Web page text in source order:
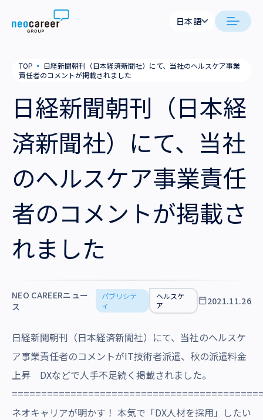
Skip to content
neocareer について
私たちの考え方
就労支援
業務支援
会社概要
役員一覧
拠点一覧
グループ会社
採用情報
日本語
TOP ▪ 日経新聞朝刊（日本経済新聞社）にて、当社のヘルスケア事業
責任者のコメントが掲載されました
日経新聞朝刊（日本経
済新聞社）にて、当社
のヘルスケア事業責任
者のコメントが掲載さ
れました
NEO CAREERニュー
ス
パブリシテ
ィ
ヘルスケ
ア
2021.11.26
日経新聞朝刊（日本経済新聞社）にて、当社のヘルスケ
ア事業責任者のコメントがIT技術者派遣、秋の派遣料金
上昇 DXなどで人手不足続く掲載されました。
ネオキャリアが明かす！ 本気で「DX人材を採用」したい